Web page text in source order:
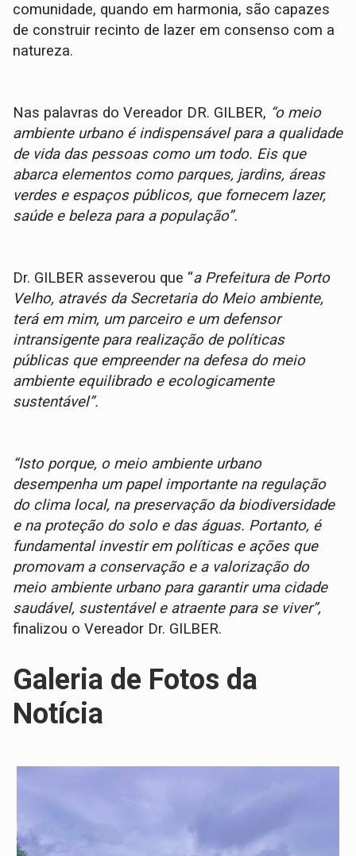
comunidade, quando em harmonia, são capazes
de construir recinto de lazer em consenso com a
natureza.
Nas palavras do Vereador DR. GILBER, “o meio
ambiente urbano é indispensável para a qualidade
de vida das pessoas como um todo. Eis que
abarca elementos como parques, jardins, áreas
verdes e espaços públicos, que fornecem lazer,
saúde e beleza para a população”.
Dr. GILBER asseverou que “a Prefeitura de Porto
Velho, através da Secretaria do Meio ambiente,
terá em mim, um parceiro e um defensor
intransigente para realização de políticas
públicas que empreender na defesa do meio
ambiente equilibrado e ecologicamente
sustentável”.
“Isto porque, o meio ambiente urbano
desempenha um papel importante na regulação
do clima local, na preservação da biodiversidade
e na proteção do solo e das águas. Portanto, é
fundamental investir em políticas e ações que
promovam a conservação e a valorização do
meio ambiente urbano para garantir uma cidade
saudável, sustentável e atraente para se viver”,
finalizou o Vereador Dr. GILBER.
Galeria de Fotos da
Notícia